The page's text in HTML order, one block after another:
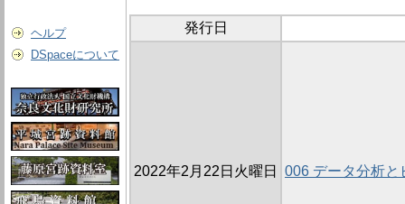
ヘルプ
DSpaceについて
発行日
2022年2月22日火曜日 006 データ分析と